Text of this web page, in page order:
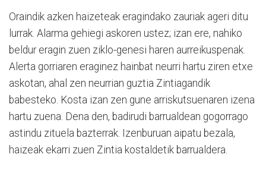
Oraindik azken haizeteak eragindako zauriak ageri ditu
lurrak. Alarma gehiegi askoren ustez; izan ere, nahiko
beldur eragin zuen ziklo-genesi haren aurreikuspenak.
Alerta gorriaren eraginez hainbat neurri hartu ziren etxe
askotan, ahal zen neurrian guztia Zintiagandik
babesteko. Kosta izan zen gune arriskutsuenaren izena
hartu zuena. Dena den, badirudi barrualdean gogorrago
astindu zituela bazterrak. Izenburuan aipatu bezala,
haizeak ekarri zuen Zintia kostaldetik barrualdera.